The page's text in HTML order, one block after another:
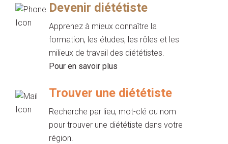
Devenir diététiste
Apprenez à mieux connaître la
formation, les études, les rôles et les
milieux de travail des diététistes.
Pour en savoir plus
Trouver une diététiste
Recherche par lieu, mot-clé ou nom
pour trouver une diététiste dans votre
région.